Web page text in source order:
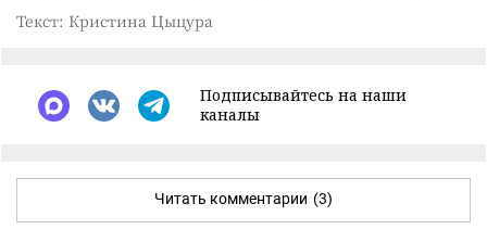
Текст: Кристина Цыцура
Подписывайтесь на наши
каналы
Читать комментарии (3)